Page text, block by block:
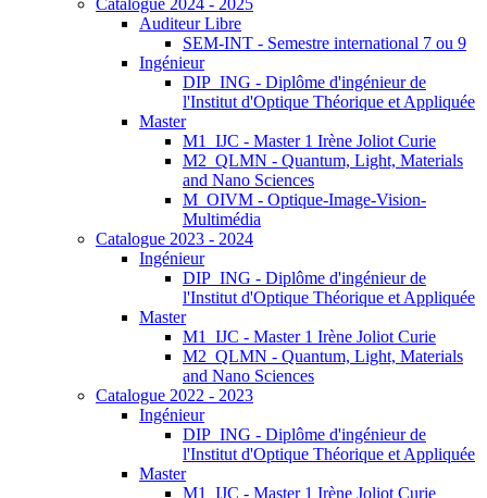
Catalogue 2024 - 2025
Auditeur Libre
SEM-INT - Semestre international 7 ou 9
Ingénieur
DIP_ING - Diplôme d'ingénieur de
l'Institut d'Optique Théorique et Appliquée
Master
M1_IJC - Master 1 Irène Joliot Curie
M2_QLMN - Quantum, Light, Materials
and Nano Sciences
M_OIVM - Optique-Image-Vision-
Multimédia
Catalogue 2023 - 2024
Ingénieur
DIP_ING - Diplôme d'ingénieur de
l'Institut d'Optique Théorique et Appliquée
Master
M1_IJC - Master 1 Irène Joliot Curie
M2_QLMN - Quantum, Light, Materials
and Nano Sciences
Catalogue 2022 - 2023
Ingénieur
DIP_ING - Diplôme d'ingénieur de
l'Institut d'Optique Théorique et Appliquée
Master
M1_IJC - Master 1 Irène Joliot Curie